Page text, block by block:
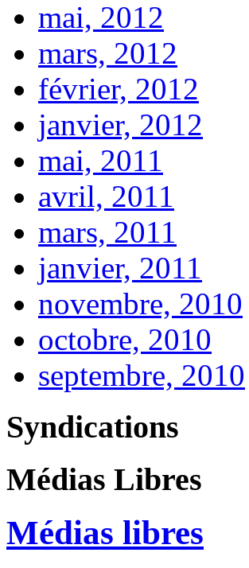
mai, 2012
mars, 2012
février, 2012
janvier, 2012
mai, 2011
avril, 2011
mars, 2011
janvier, 2011
novembre, 2010
octobre, 2010
septembre, 2010
Syndications
Médias Libres
Médias libres